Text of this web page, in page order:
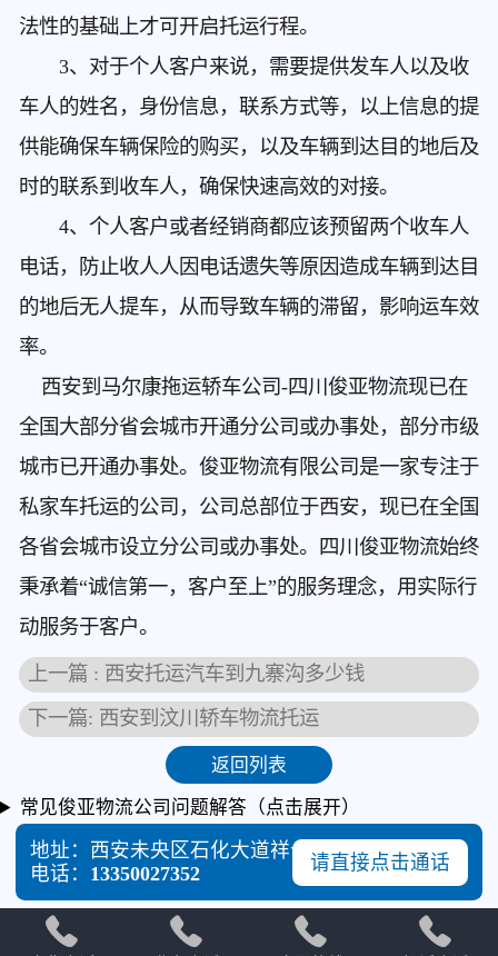
法性的基础上才可开启托运行程。
3、对于个人客户来说，需要提供发车人以及收
车人的姓名，身份信息，联系方式等，以上信息的提
供能确保车辆保险的购买，以及车辆到达目的地后及
时的联系到收车人，确保快速高效的对接。
4、个人客户或者经销商都应该预留两个收车人
电话，防止收人人因电话遗失等原因造成车辆到达目
的地后无人提车，从而导致车辆的滞留，影响运车效
率。
西安到马尔康拖运轿车公司 -四川俊亚物流现已在
全国大部分省会城市开通分公司或办事处，部分市级
城市已开通办事处。俊亚物流有限公司是一家专注于
私家车托运的公司，公司总部位于西安，现已在全国
各省会城市设立分公司或办事处。四川俊亚物流始终
秉承着“诚信第一，客户至上”的服务理念，用实际行
动服务于客户。
上一篇 : 西安托运汽车到九寨沟多少钱
下一篇: 西安到汶川轿车物流托运
返回列表
常见俊亚物流公司问题解答（点击展开）
请直接点击通话
地址：西安未央区石化大道祥云物流西门广场
电话： 13350027352
   